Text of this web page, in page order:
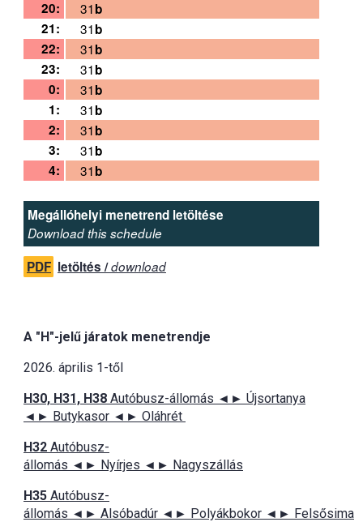
20:
31b
21:
31b
22:
31b
23:
31b
0:
31b
1:
31b
2:
31b
3:
31b
4:
31b
Megállóhelyi menetrend letöltése
Download this schedule
PDF letöltés /download
A "H"-jelű járatok menetrendje
2026. április 1-től
H30, H31, H38 Autóbusz-állomás ◄► Újsortanya
◄► Butykasor ◄► Oláhrét
H32 Autóbusz-
állomás ◄► Nyírjes ◄► Nagyszállás
H35 Autóbusz-
állomás ◄► Alsóbadúr ◄► Polyákbokor ◄► Felsősima